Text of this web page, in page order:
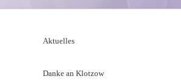
Aktuelles
Danke an Klotzow